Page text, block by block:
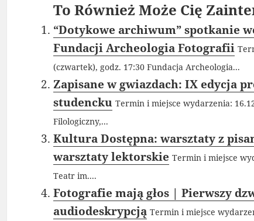
To Również Może Cię
“Dotykowe archiwum” spotkanie
Fundacji Archeologia Fotografii
(czwartek), godz. 17:30 Fundacja Archeologia...
Zapisane w gwiazdach: IX edycja
studencku Termin i miejsce wydarzenia:
Filologiczny,...
Kultura Dostępna: warsztaty z
warsztaty lektorskie Termin i miejsce
Teatr im....
Fotografie mają głos | Pierwszy
audiodeskrypcją Termin i miejsce